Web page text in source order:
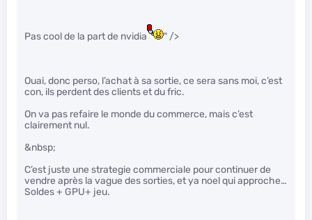
Pas cool de la part de nvidia " />
Ouai, donc perso, l’achat à sa sortie, ce sera sans moi, c’est
con, ils perdent des clients et du fric.
On va pas refaire le monde du commerce, mais c’est
clairement nul.
&nbsp;
C’est juste une strategie commerciale pour continuer de
vendre après la vague des sorties, et ya noel qui approche…
Soldes + GPU+ jeu.